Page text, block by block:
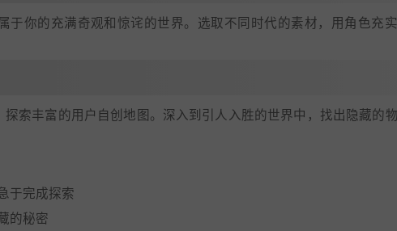
于你的充满奇观和惊诧的世界。选取不同时代的素材，用角色充
索丰富的用户自创地图。深入到引人入胜的世界中，找出隐藏的
于完成探索
的秘密